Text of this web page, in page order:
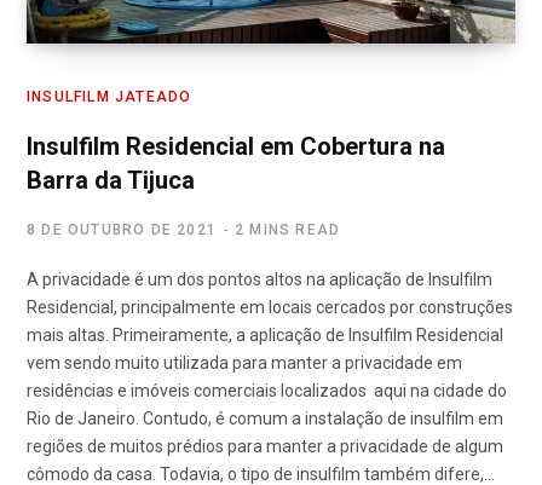
INSULFILM JATEADO
Insulfilm Residencial em Cobertura na
Barra da Tijuca
8 DE OUTUBRO DE 2021 2 MINS READ
A privacidade é um dos pontos altos na aplicação de Insulfilm
Residencial, principalmente em locais cercados por construções
mais altas. Primeiramente, a aplicação de Insulfilm Residencial
vem sendo muito utilizada para manter a privacidade em
residências e imóveis comerciais localizados aqui na cidade do
Rio de Janeiro. Contudo, é comum a instalação de insulfilm em
regiões de muitos prédios para manter a privacidade de algum
cômodo da casa. Todavia, o tipo de insulfilm também difere,…